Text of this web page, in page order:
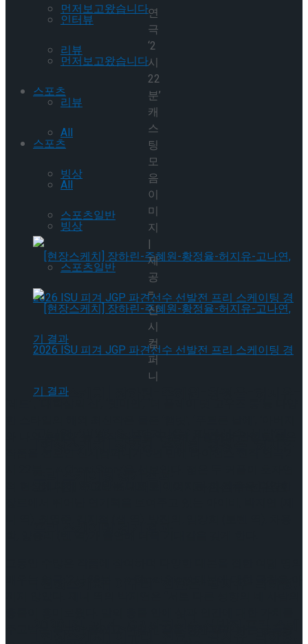
먼저보고왔습니다
리뷰
스포츠
All
빙상
스포츠일반
[현장스케치] 장하린-주혜원-황정율-허지유-
인터뷰
먼저보고왔습니다
리뷰
스포츠
All
빙상
스포츠일반
연
극
‘2
시
22
분’
캐
스
팅
모
음
이
미
지
|
제
공
=
신
시
컴
퍼
니